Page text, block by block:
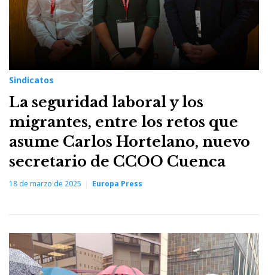
Sindicatos
La seguridad laboral y los
migrantes, entre los retos que
asume Carlos Hortelano, nuevo
secretario de CCOO Cuenca
18 de marzo de 2025 Europa Press